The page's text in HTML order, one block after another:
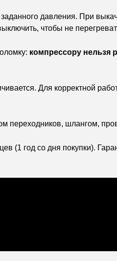
давления. При
чтобы не
компрессору нельзя
Для корректной
переходников, шлангом,
(1 год со дня покупки).